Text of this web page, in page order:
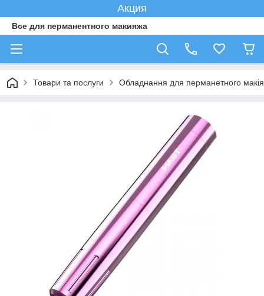
Акция
Все для перманентного макияжа
Товари та послуги Обладнання для перманетного